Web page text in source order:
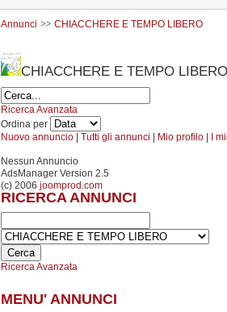
Annunci CHIACCHERE E TEMPO LIBERO
CHIACCHERE E TEMPO LIBERO
Ricerca Avanzata
Ordina per
Nuovo annuncio | Tutti gli annunci | Mio profilo | I
Nessun Annuncio
AdsManager Version 2.5
(c) 2006 joomprod.com
RICERCA ANNUNCI
Ricerca Avanzata
MENU' ANNUNCI